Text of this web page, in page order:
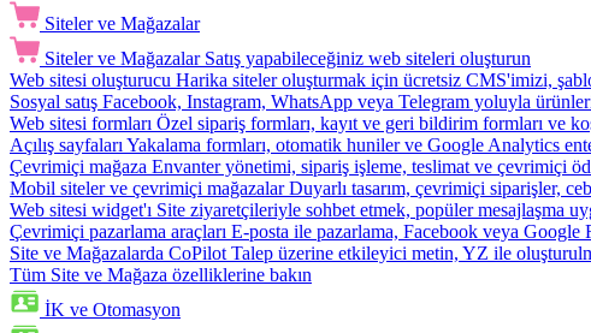
Siteler ve Mağazalar
Siteler ve Mağazalar Satış yapabileceğiniz web siteleri oluşturun
Web sitesi oluşturucu Harika siteler oluşturmak için ücretsiz CMS'imizi,
Sosyal satış Facebook, Instagram, WhatsApp veya Telegram yoluyla
Web sitesi formları Özel sipariş formları, kayıt ve geri bildirim formları ve
Açılış sayfaları Yakalama formları, otomatik huniler ve Google Analytics
Çevrimiçi mağaza Envanter yönetimi, sipariş işleme, teslimat ve çevrimiçi
Mobil siteler ve çevrimiçi mağazalar Duyarlı tasarım, çevrimiçi siparişler,
Web sitesi widget'ı Site ziyaretçileriyle sohbet etmek, popüler mesajlaşma
Çevrimiçi pazarlama araçları E-posta ile pazarlama, Facebook veya Google
Site ve Mağazalarda CoPilot Talep üzerine etkileyici metin, YZ ile
Tüm Site ve Mağaza özelliklerine bakın
İK ve Otomasyon